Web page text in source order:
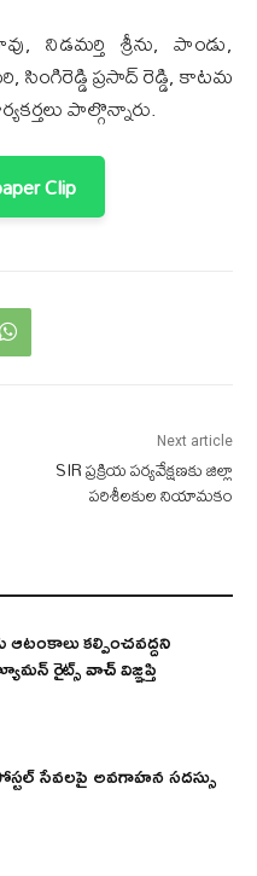
నిడమర్తి శ్రీను, పాండు,
సింగిరెడ్డి ప్రసాద్ రెడ్డి, కాటమ
పాల్గొన్నారు.
Clip
Next article
SIR ప్రక్రియ పర్యవేక్షణకు జిల్లా
పరిశీలకుల నియామకం
ఆటంకాలు కల్పించవద్దని
రైట్స్ వాచ్ విజ్ఞప్తి
సేవలపై అవగాహన సదస్సు